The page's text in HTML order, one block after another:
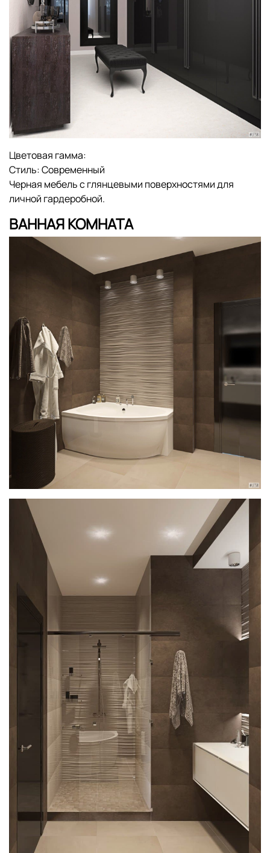
Цветовая гамма:
Стиль:Современный
Черная мебель с глянцевыми поверхностями для
личной гардеробной.
ВАННАЯ КОМНАТА